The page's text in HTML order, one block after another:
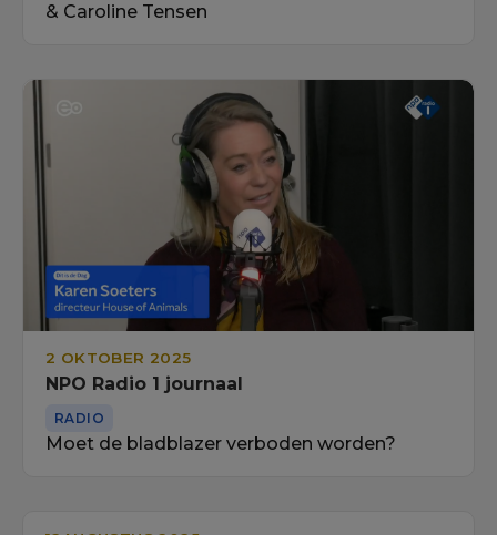
& Caroline Tensen
2 OKTOBER 2025
NPO Radio 1 journaal
RADIO
Moet de bladblazer verboden worden?